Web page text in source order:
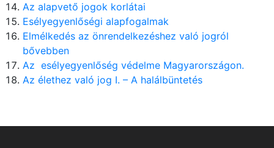
Az alapvető jogok korlátai
Esélyegyenlőségi alapfogalmak
Elmélkedés az önrendelkezéshez való jogról
bővebben
Az esélyegyenlőség védelme Magyarországon.
Az élethez való jog I. – A halálbüntetés